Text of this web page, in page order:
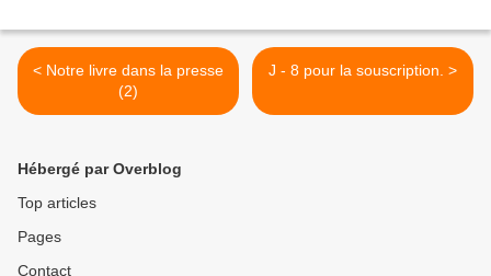
< Notre livre dans la presse
(2)
J - 8 pour la souscription. >
Hébergé par Overblog
Top articles
Pages
Contact